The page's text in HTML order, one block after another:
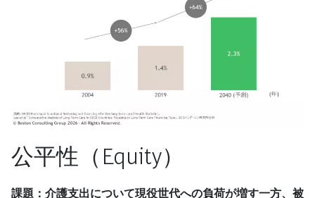
公平性（Equity）
課題：介護支出について現役世代への負荷が増す一方、被